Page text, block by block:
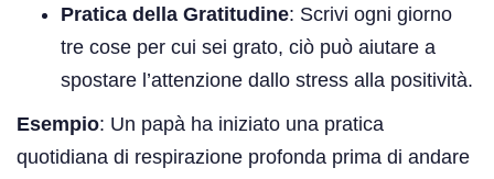
Pratica della Gratitudine: Scrivi ogni giorno
tre cose per cui sei grato, ciò può aiutare a
spostare l’attenzione dallo stress alla positività.
Esempio: Un papà ha iniziato una pratica
quotidiana di respirazione profonda prima di andare